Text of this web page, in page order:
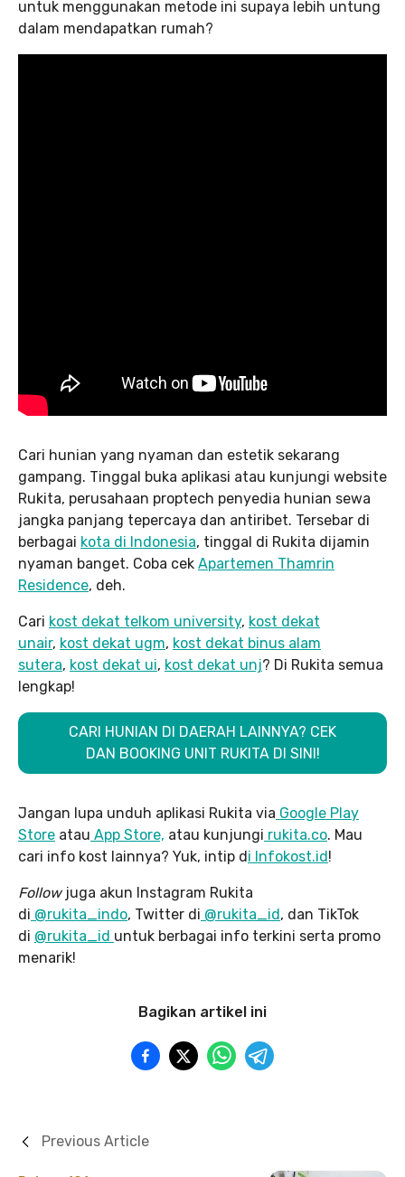
untuk menggunakan metode ini supaya lebih untung
dalam mendapatkan rumah?
Cari hunian yang nyaman dan estetik sekarang
gampang. Tinggal buka aplikasi atau kunjungi website
Rukita, perusahaan proptech penyedia hunian sewa
jangka panjang tepercaya dan antiribet. Tersebar di
berbagai kota di Indonesia, tinggal di Rukita dijamin
nyaman banget. Coba cek Apartemen Thamrin
Residence, deh.
Cari kost dekat telkom university, kost dekat
unair, kost dekat ugm, kost dekat binus alam
sutera, kost dekat ui, kost dekat unj? Di Rukita semua
lengkap!
CARI HUNIAN DI DAERAH LAINNYA? CEK
DAN BOOKING UNIT RUKITA DI SINI!
Jangan lupa unduh aplikasi Rukita via Google Play
Store atau App Store, atau kunjungi rukita.co. Mau
cari info kost lainnya? Yuk, intip di Infokost.id!
Follow juga akun Instagram Rukita
di @rukita_indo, Twitter di @rukita_id, dan TikTok
di @rukita_id untuk berbagai info terkini serta promo
menarik!
Bagikan artikel ini
Previous Article